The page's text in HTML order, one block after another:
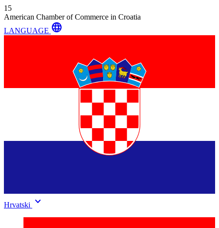
15
American Chamber of Commerce in Croatia
LANGUAGE language
Hrvatski keyboard_arrow_down